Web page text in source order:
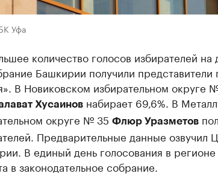
Уфа
количество голосов избирателей на
Башкирии получили представители
В Новиковском избирательном
Хусаиновнабирает 69,6%. В
округе № 35 Флюр Уразметов
Предварительные данные озвучил
В единый день голосования в
в законодательное собрание.